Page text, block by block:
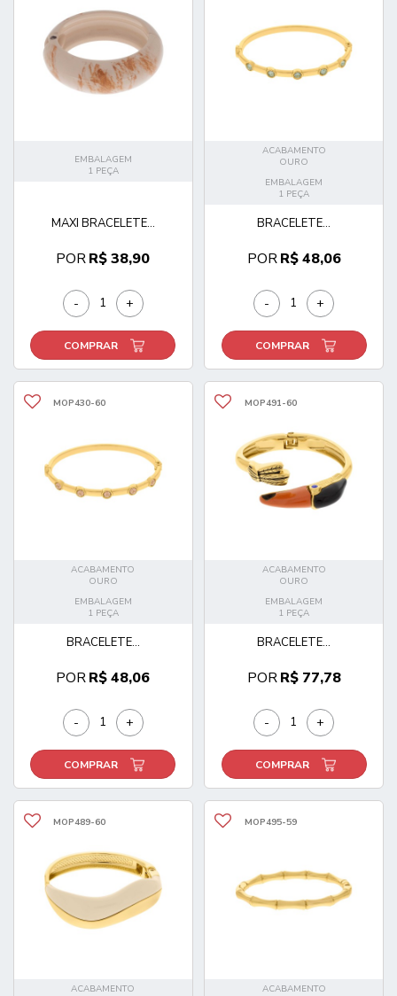
EMBALAGEM
1 PEÇA
MAXI BRACELETE...
PORR$ 38,90
- +
COMPRAR
ACABAMENTO
OURO
EMBALAGEM
1 PEÇA
BRACELETE...
PORR$ 48,06
- +
COMPRAR
MOP430-60
ACABAMENTO
OURO
EMBALAGEM
1 PEÇA
BRACELETE...
PORR$ 48,06
- +
COMPRAR
MOP491-60
ACABAMENTO
OURO
EMBALAGEM
1 PEÇA
BRACELETE...
PORR$ 77,78
- +
COMPRAR
MOP489-60
ACABAMENTO
MOP495-59
ACABAMENTO